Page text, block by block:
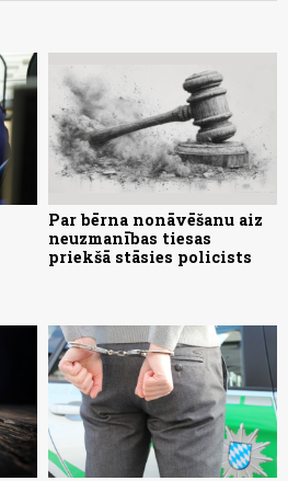
Par bērna nonāvēšanu aiz
neuzmanības tiesas
priekšā stāsies policists